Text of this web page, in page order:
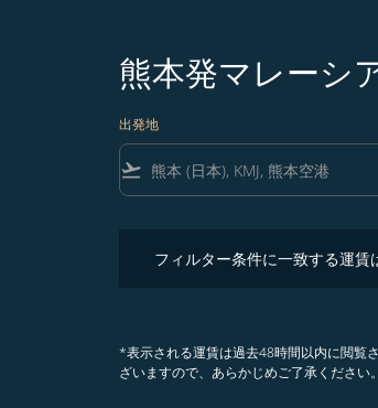
熊本発マレーシ
出発地
flight_takeoff
フィルター条件に一致する運賃
*表示される運賃は過去48時間以内に閲覧
ざいますので、あらかじめご了承ください。